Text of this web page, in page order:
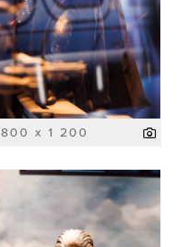
800 x 1 200